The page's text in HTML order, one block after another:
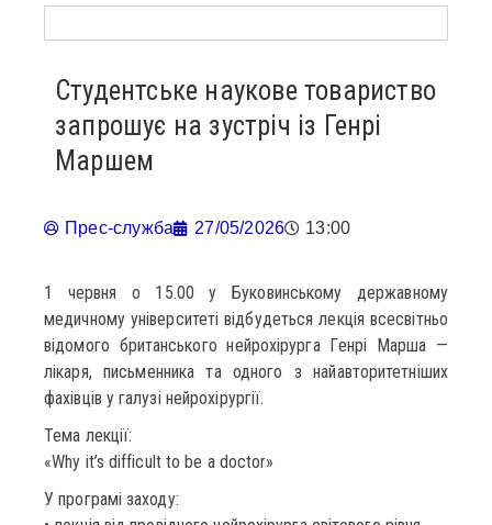
Студентське наукове товариство
запрошує на зустріч із Генрі
Маршем
Прес-служба 27/05/2026 13:00
1 червня о 15.00 у Буковинському державному
медичному університеті відбудеться лекція всесвітньо
відомого британського нейрохірурга Генрі Марша —
лікаря, письменника та одного з найавторитетніших
фахівців у галузі нейрохірургії.
Тема лекції:
«Why it’s difficult to be a doctor»
У програмі заходу: